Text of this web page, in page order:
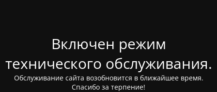
Включен режим
технического обслуживания.
Обслуживание сайта возобновится в ближайшее время.
Спасибо за терпение!